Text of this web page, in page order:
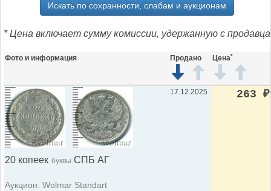
Искать по сохранности, слабам и аукционам
* Цена включает сумму комиссии, удержанную с продавца
Фото и информация Продано Цена*
20 копеек буквы СПБ АГ
Аукцион: Wolmar Standart
17.12.2025 263 ₽